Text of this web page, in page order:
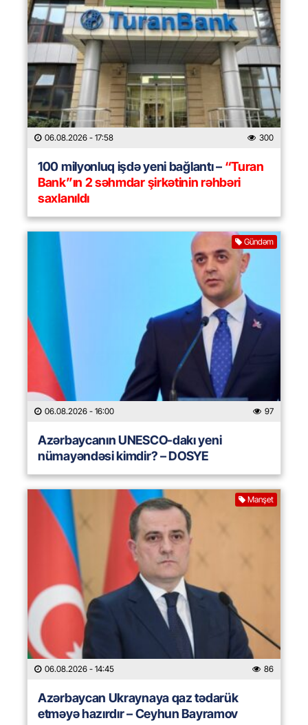
06.08.2026 - 17:58 300
100 milyonluq işdə yeni bağlantı –“Turan
Bank”ın 2 səhmdar şirkətinin rəhbəri
saxlanıldı
Gündəm
06.08.2026 - 16:00 97
Azərbaycanın UNESCO-dakı yeni
nümayəndəsi kimdir? – DOSYE
Manşet
06.08.2026 - 14:45 86
Azərbaycan Ukraynaya qaz tədarük
etməyə hazırdır – Ceyhun Bayramov